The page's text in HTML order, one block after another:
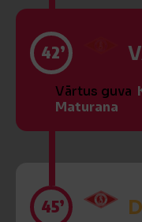
42’
Vārtus guva
Maturana
45’